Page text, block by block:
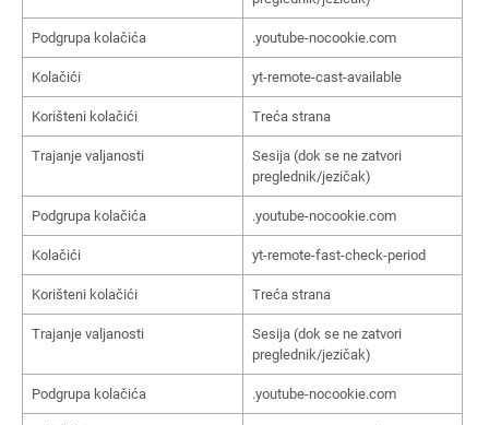
Podgrupa kolačića .youtube-nocookie.com
Kolačići yt-remote-cast-available
Korišteni kolačići Treća strana
Trajanje valjanosti
Sesija (dok se ne zatvori
preglednik/jezičak)
Podgrupa kolačića .youtube-nocookie.com
Kolačići yt-remote-fast-check-period
Korišteni kolačići Treća strana
Trajanje valjanosti
Sesija (dok se ne zatvori
preglednik/jezičak)
Podgrupa kolačića .youtube-nocookie.com